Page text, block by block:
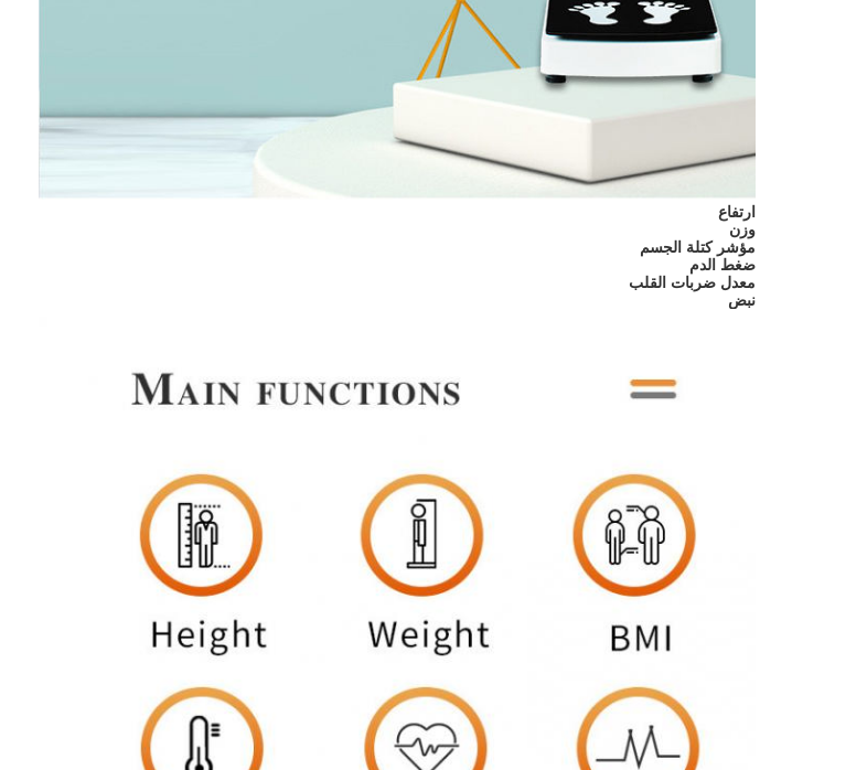
ارتفاع
وزن
مؤشر كتلة الجسم
ضغط الدم
معدل ضربات القلب
نبض